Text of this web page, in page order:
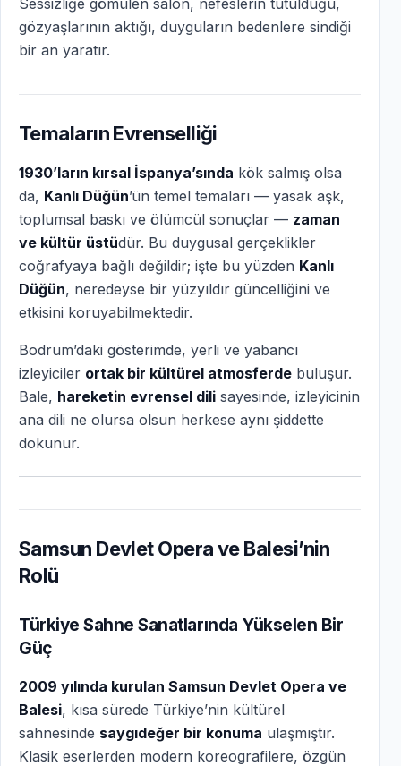
gözyaşlarının aktığı, duyguların bedenlere sindiği
bir an yaratır.
Temaların Evrenselliği
1930’ların kırsal İspanya’sında kök salmış olsa
da, Kanlı Düğün’ün temel temaları — yasak aşk,
toplumsal baskı ve ölümcül sonuçlar — zaman
ve kültür üstüdür. Bu duygusal gerçeklikler
coğrafyaya bağlı değildir; işte bu yüzden Kanlı
Düğün, neredeyse bir yüzyıldır güncelliğini ve
etkisini koruyabilmektedir.
Bodrum’daki gösterimde, yerli ve yabancı
izleyiciler ortak bir kültürel atmosferde buluşur.
Bale, hareketin evrensel dili sayesinde, izleyicinin
ana dili ne olursa olsun herkese aynı şiddette
dokunur.
Samsun Devlet Opera ve Balesi’nin
Rolü
Türkiye Sahne Sanatlarında Yükselen Bir
Güç
2009 yılında kurulan Samsun Devlet Opera ve
Balesi, kısa sürede Türkiye’nin kültürel
sahnesinde saygıdeğer bir konuma ulaşmıştır.
Klasik eserlerden modern koreografilere, özgün